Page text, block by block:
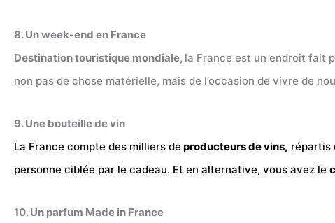
8. Un week-end en France
Destination touristique mondiale, la France est un endroit fait
non pas de chose matérielle, mais de l’occasion de vivre de
9. Une bouteille de vin
La France compte des milliers de producteurs de vins, répartis
personne ciblée par le cadeau. Et en alternative, vous avez le
10. Un parfum Made in France